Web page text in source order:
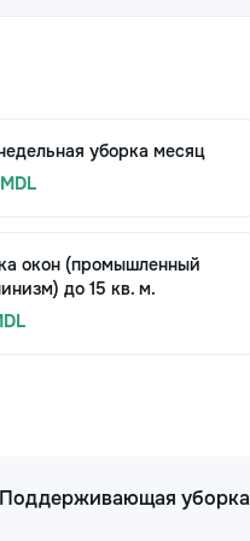
уборка месяц
окон (промышленный
до 15 кв. м.